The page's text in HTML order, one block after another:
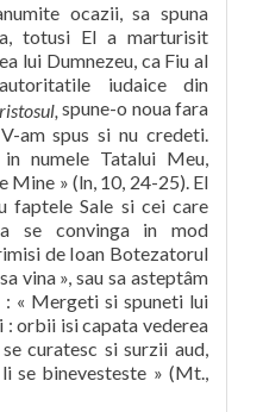
ocazii, sa spuna
totusi El a marturisit
lui Dumnezeu, ca Fiu al
iudaice din
spune-o noua fara
am spus si nu credeti.
numele Tatalui Meu,
Mine » (ln, 10, 24-25). El
faptele Sale si cei care
se convinga in mod
de Ioan Botezatorul
vina », sau sa asteptâm
: « Mergeti si spuneti lui
: orbii isi capata vederea
curatesc si surzii aud,
se binevesteste » (Mt.,